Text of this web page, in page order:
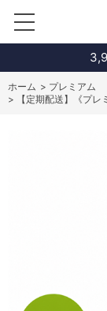
ホーム > プレミアム
>
【定期配送】《プ